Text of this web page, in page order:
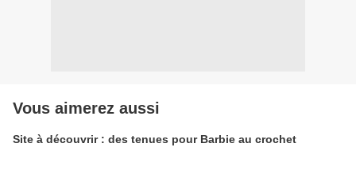
Vous aimerez aussi
Site à découvrir : des tenues pour Barbie au crochet